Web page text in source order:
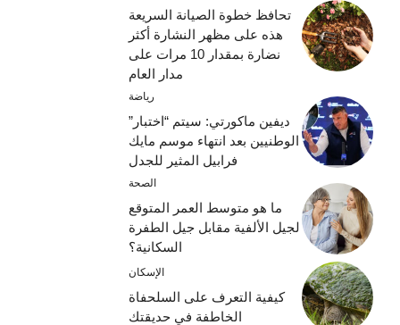
تحافظ خطوة الصيانة السريعة
هذه على مظهر النشارة أكثر
نضارة بمقدار 10 مرات على
مدار العام
رياضة
ديفين ماكورتي: سيتم “اختبار”
الوطنيين بعد انتهاء موسم مايك
فرابيل المثير للجدل
الصحة
ما هو متوسط ​​العمر المتوقع
لجيل الألفية مقابل جيل الطفرة
السكانية؟
الإسكان
كيفية التعرف على السلحفاة
الخاطفة في حديقتك